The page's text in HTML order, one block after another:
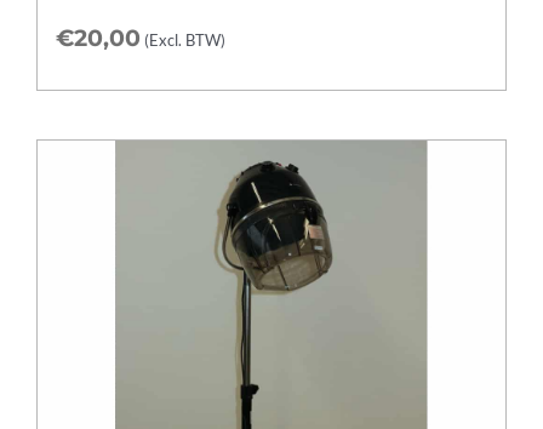
€20,00 (Excl. BTW)